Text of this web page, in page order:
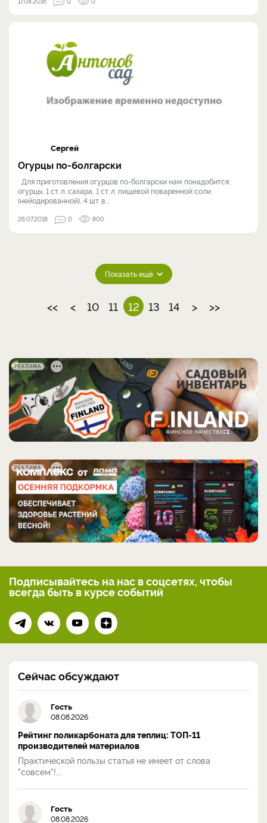
Сергей
Огурцы по-болгарски
Для приготовления огурцов по-болгарски нам понадобится:
огурцы, 1 ст. л. сахара, 1 ст. л. пищевой поваренной соли
(нейодированной), 4 шт. в...
26.07.2018 0 800
Показать ещё
<< < 10 11 12 13 14 > >>
РЕКЛАМА
РЕКЛАМА
Подписывайтесь на нас в соцсетях, чтобы
всегдабыть в курсе событий
Сейчас обсуждают
Гость
08.08.2026
Рейтинг поликарбоната для теплиц: ТОП-11
производителей материалов
Практической пользы статья не имеет от слова
"совсем"!...
Гость
08.08.2026